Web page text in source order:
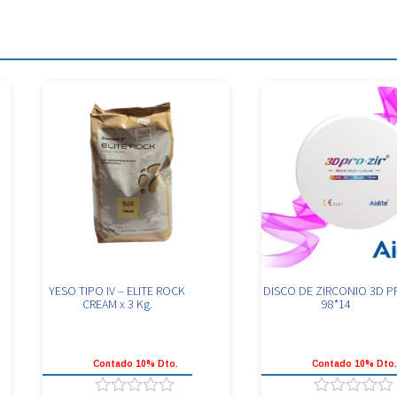
YESO TIPO IV – ELITE ROCK
CREAM x 3 Kg.
Contado 10% Dto.
DISCO DE ZIRCONIO 3D
98*14
Contado 10% Dto.